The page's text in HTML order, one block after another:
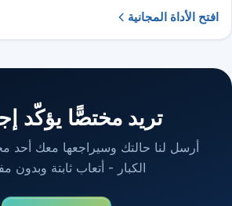
افتح الأداة المجانية
تريد مختصًّا يؤكّد
أرسل لنا حالتك وسيراجعها معك أحد
الكبار - أتعاب ثابتة وبدون